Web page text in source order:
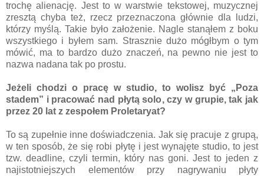
trochę alienację. Jest to w warstwie tekstowej, muzycznej
zresztą chyba też, rzecz przeznaczona głównie dla ludzi,
którzy myślą. Takie było założenie. Nagle stanąłem z boku
wszystkiego i byłem sam. Strasznie dużo mógłbym o tym
mówić, ma to bardzo dużo znaczeń, na pewno nie jest to
nazwa nadana tak po prostu.
Jeżeli chodzi o pracę w studio, to wolisz być „Poza
stadem” i pracować nad płytą solo, czy w grupie, tak jak
przez 20 lat z zespołem Proletaryat?
To są zupełnie inne doświadczenia. Jak się pracuje z grupą,
w ten sposób, że się robi płytę i jest wynajęte studio, to jest
tzw. deadline, czyli termin, który nas goni. Jest to jeden z
najistotniejszych elementów przy nagrywaniu płyty